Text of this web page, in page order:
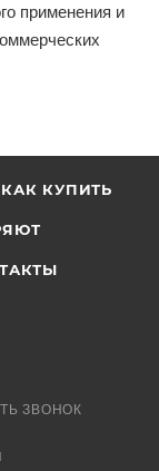
применения и
КАК КУПИТЬ
ЗВОНОК